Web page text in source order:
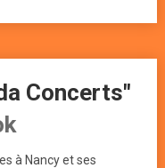
Concerts"
à Nancy et ses